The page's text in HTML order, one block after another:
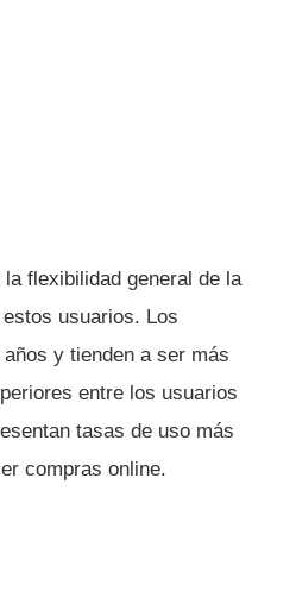
flexibilidad general de la
usuarios. Los
y tienden a ser más
entre los usuarios
tasas de uso más
compras online.